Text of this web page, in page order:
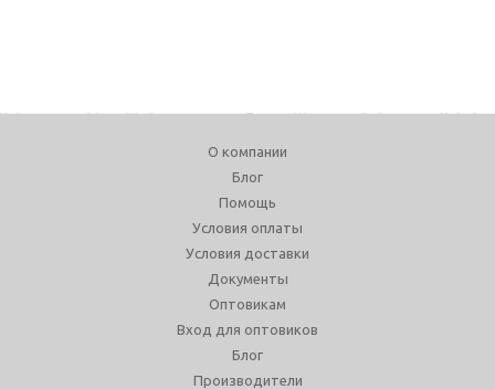
О компании
Блог
Помощь
Условия оплаты
Условия доставки
Документы
Оптовикам
Вход для оптовиков
Блог
Производители